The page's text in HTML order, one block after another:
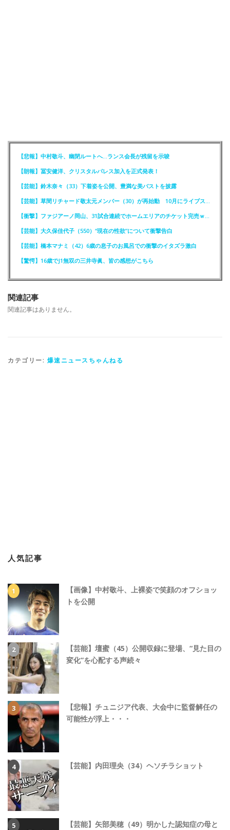
【悲報】中村敬斗、幽閉ルートへ…ランス会長が残留を示唆
【朗報】冨安健洋、クリスタルパレス加入を正式発表！
【芸能】鈴木奈々（33）下着姿を公開、豊満な美バストを披露
【芸能】草間リチャード敬太元メンバー（30）が再始動 10月にライブステージに出演へ
【衝撃】ファジアーノ岡山、31試合連続でホームエリアのチケット完売ｗｗｗｗ
【芸能】大久保佳代子（550）“現在の性欲”について衝撃告白
【芸能】橋本マナミ（42）6歳の息子のお風呂での衝撃のイタズラ激白
【驚愕】16歳でJ1無双の三井寺眞、皆の感想がこちら
関連記事
関連記事はありません。
カテゴリー: 爆速ニュースちゃんねる
人気記事
【画像】中村敬斗、上裸姿で笑顔のオフショッ
トを公開
【芸能】壇蜜（45）公開収録に登場、“見た目の
変化”を心配する声続々
【悲報】チュニジア代表、大会中に監督解任の
可能性が浮上・・・
【芸能】内田理央（34）ヘソチラショット
【芸能】矢部美穂（49）明かした認知症の母と